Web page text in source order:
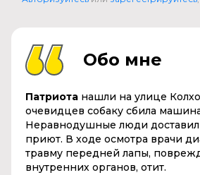
Обо мне
Патриота нашли на улице
очевидцев собаку сбила
Неравнодушные люди
приют. В ходе осмотра врачи
травму передней лапы,
внутренних органов, отит.